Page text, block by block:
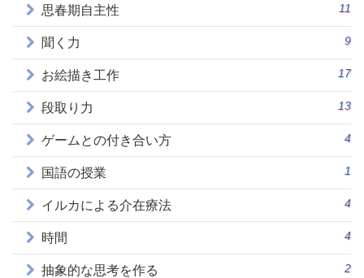
思春期自主性 11
聞く力 9
お絵描き工作 17
段取り力 13
ゲームとの付き合い方 4
国語の授業 1
イルカによる介在療法 4
時間 4
抽象的な思考を作る 2